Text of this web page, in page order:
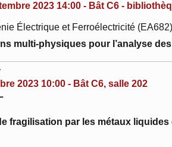
2023 14:00 - Bât C6 -
Électrique et Ferroélectricité
multi-physiques pour l’analyse
2023 10:00 - Bât C6, salle 202
fragilisation par les métaux